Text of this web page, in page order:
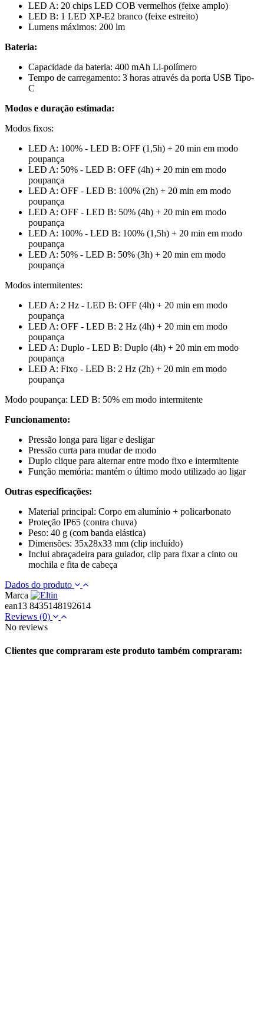
LED A: 20 chips LED COB vermelhos (feixe amplo)
LED B: 1 LED XP-E2 branco (feixe estreito)
Lumens máximos: 200 lm
Bateria:
Capacidade da bateria: 400 mAh Li-polímero
Tempo de carregamento: 3 horas através da porta USB Tipo-
C
Modos e duração estimada:
Modos fixos:
LED A: 100% - LED B: OFF (1,5h) + 20 min em modo
poupança
LED A: 50% - LED B: OFF (4h) + 20 min em modo
poupança
LED A: OFF - LED B: 100% (2h) + 20 min em modo
poupança
LED A: OFF - LED B: 50% (4h) + 20 min em modo
poupança
LED A: 100% - LED B: 100% (1,5h) + 20 min em modo
poupança
LED A: 50% - LED B: 50% (3h) + 20 min em modo
poupança
Modos intermitentes:
LED A: 2 Hz - LED B: OFF (4h) + 20 min em modo
poupança
LED A: OFF - LED B: 2 Hz (4h) + 20 min em modo
poupança
LED A: Duplo - LED B: Duplo (4h) + 20 min em modo
poupança
LED A: Fixo - LED B: 2 Hz (2h) + 20 min em modo
poupança
Modo poupança: LED B: 50% em modo intermitente
Funcionamento:
Pressão longa para ligar e desligar
Pressão curta para mudar de modo
Duplo clique para alternar entre modo fixo e intermitente
Função memória: mantém o último modo utilizado ao ligar
Outras especificações:
Material principal: Corpo em alumínio + policarbonato
Proteção IP65 (contra chuva)
Peso: 40 g (com banda elástica)
Dimensões: 35x28x33 mm (clip incluído)
Inclui abraçadeira para guiador, clip para fixar a cinto ou
mochila e fita de cabeça
Dados do produto
Marca
ean13 8435148192614
Reviews (0)
No reviews
Clientes que compraram este produto também compraram: